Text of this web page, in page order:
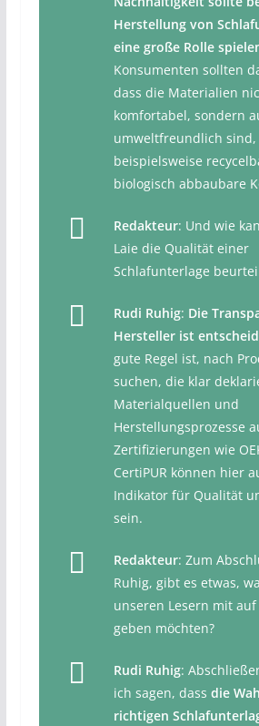
Herstellung von
eine große Rolle
Konsumenten sollten
dass die Materialien
komfortabel, sondern
umweltfreundlich sind,
beispielsweise
biologisch abbaubare
Redakteur: Und wie
Laie die Qualität einer
Schlafunterlage
Rudi Ruhig: Die
Hersteller ist
gute Regel ist, nach
suchen, die klar
Materialquellen und
Herstellungsprozesse
Zertifizierungen wie
CertiPUR können hier
Indikator für Qualität
sein.
Redakteur: Zum
Ruhig, gibt es etwas,
unseren Lesern mit auf
geben möchten?
Rudi Ruhig:
ich sagen, dass die
richtigen